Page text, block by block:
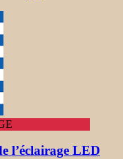
l’éclairage LED